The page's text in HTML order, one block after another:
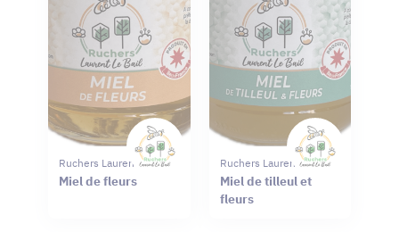
Ruchers Laurent Le Bail
Miel de fleurs
Ruchers Laurent Le Bail
Miel de tilleul et
fleurs